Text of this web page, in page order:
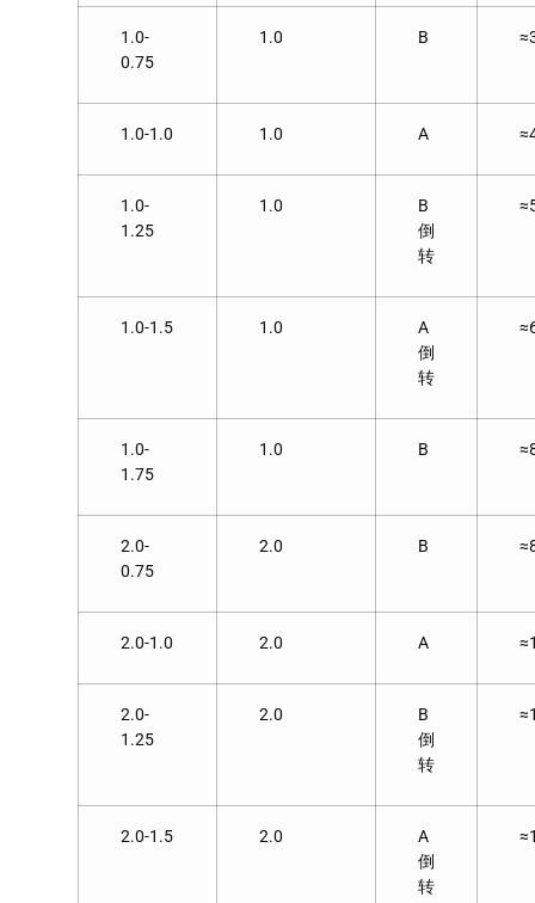
1.0-
0.75
1.0 B
1.0-1.0 1.0 A
1.0-
1.25
1.0
B
倒
转
1.0-1.5 1.0
A
倒
转
1.0-
1.75
1.0 B
2.0-
0.75
2.0 B
2.0-1.0 2.0 A
2.0-
1.25
2.0
B
倒
转
2.0-1.5 2.0
A
倒
转